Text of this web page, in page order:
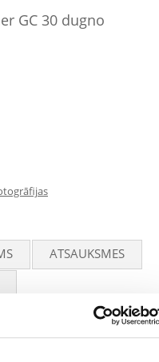
GC 30 dugno
ATSAUKSMES